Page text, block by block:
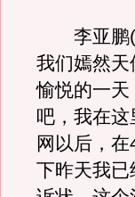
李亚鹏(
我们嫣然
愉悦的一
吧，我在
网以后，
下昨天我